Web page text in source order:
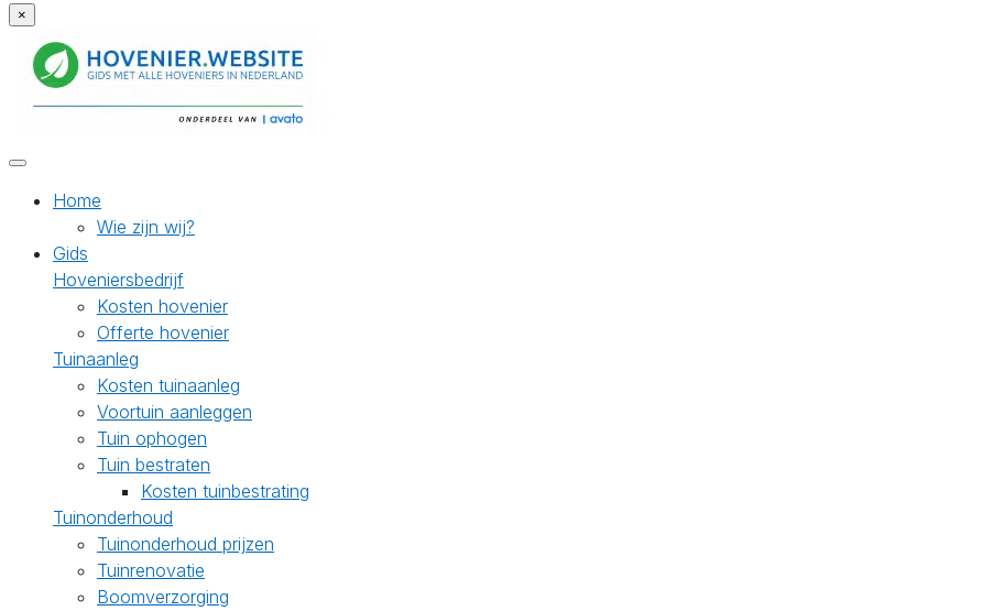
×
Home
Wie zijn wij?
Gids
Hoveniersbedrijf
Kosten hovenier
Offerte hovenier
Tuinaanleg
Kosten tuinaanleg
Voortuin aanleggen
Tuin ophogen
Tuin bestraten
Kosten tuinbestrating
Tuinonderhoud
Tuinonderhoud prijzen
Tuinrenovatie
Boomverzorging